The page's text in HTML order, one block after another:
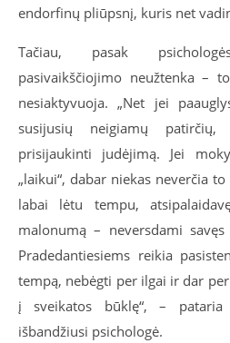
endorfinų pliūpsnį, kuris net
Tačiau, pasak
pasivaikščiojimo neužtenka –
nesiaktyvuoja. „Net jei
susijusių neigiamų
prisijaukinti judėjimą. Jei
„laikui“, dabar niekas neverčia
labai lėtu tempu,
malonumą – neversdami
Pradedantiesiems reikia
tempą, nebėgti per ilgai ir dar
į sveikatos būklę“, –
išbandžiusi psichologė.